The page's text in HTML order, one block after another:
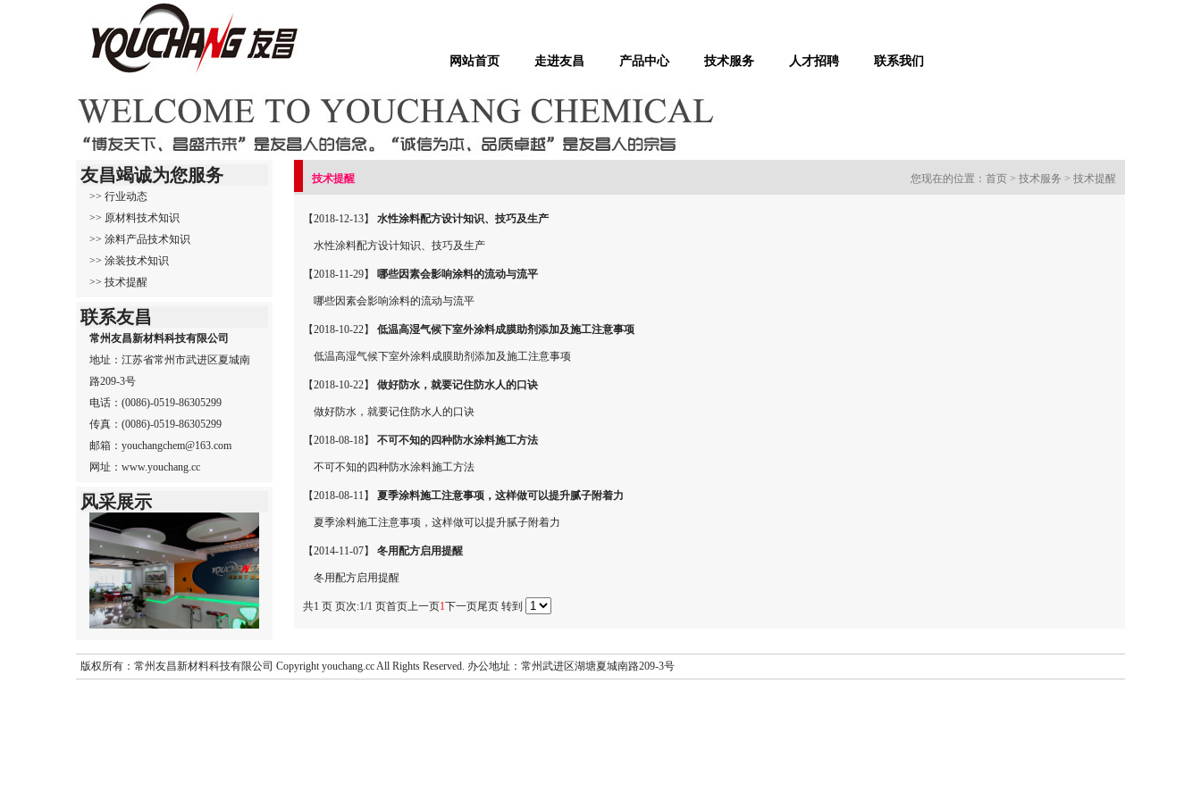
网站首页 走进友昌 产品中心 技术服务 人才招聘 联系我们
友昌竭诚为您服务
>> 行业动态
>> 原材料技术知识
>> 涂料产品技术知识
>> 涂装技术知识
>> 技术提醒
联系友昌
常州友昌新材料科技有限公司
地址：江苏省常州市武进区夏城南
路209-3号
电话：(0086)-0519-86305299
传真：(0086)-0519-86305299
邮箱：youchangchem@163.com
网址：www.youchang.cc
风采展示
您现在的位置： 首页 > 技术服务 > 技术提醒
技术提醒
【2018-12-13】 水性涂料配方设计知识、技巧及生产
水性涂料配方设计知识、技巧及生产
【2018-11-29】 哪些因素会影响涂料的流动与流平
哪些因素会影响涂料的流动与流平
【2018-10-22】 低温高湿气候下室外涂料成膜助剂添加及施工注意事项
低温高湿气候下室外涂料成膜助剂添加及施工注意事项
【2018-10-22】 做好防水，就要记住防水人的口诀
做好防水，就要记住防水人的口诀
【2018-08-18】 不可不知的四种防水涂料施工方法
不可不知的四种防水涂料施工方法
【2018-08-11】 夏季涂料施工注意事项，这样做可以提升腻子附着力
夏季涂料施工注意事项，这样做可以提升腻子附着力
【2014-11-07】 冬用配方启用提醒
冬用配方启用提醒
共1 页 页次:1/1 页首页上一页1下一页尾页 转到
版权所有：常州友昌新材料科技有限公司 Copyright youchang.cc All Rights Reserved. 办公地址：常州武进区湖塘夏城南路209-3号